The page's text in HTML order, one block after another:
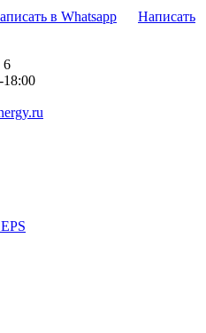
в Whatsapp
Написать
6